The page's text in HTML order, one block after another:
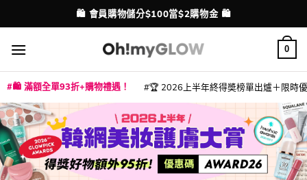
to
content
配送港澳
💳 支援消費券、FPS、八達通、PAYME、信用卡付款
0
🛍️ 滿額全單93折+購物禮遇！ 🏆 2026上半年終得奬榜單出爐＋限時